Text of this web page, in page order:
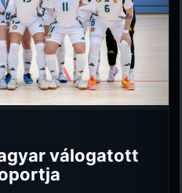
válogatott